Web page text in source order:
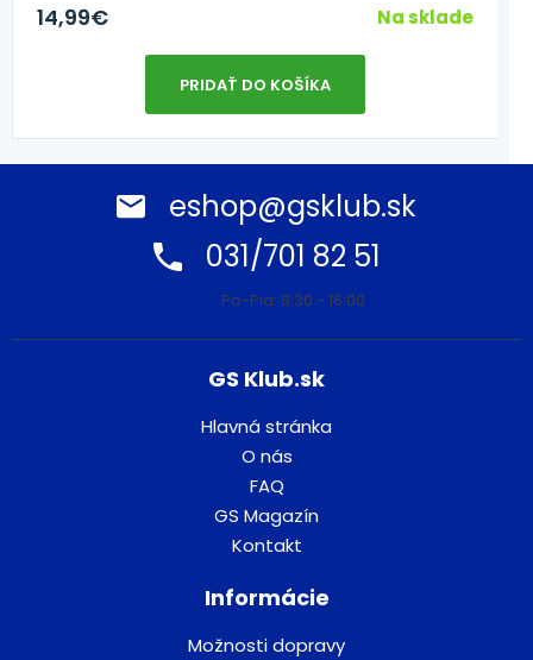
14,99€ Na sklade
PRIDAŤ DO KOŠÍKA
eshop@gsklub.sk
031/701 82 51
Po-Pia: 8:30 - 16:00
GS Klub.sk
Hlavná stránka
O nás
FAQ
GS Magazín
Kontakt
Informácie
Možnosti dopravy